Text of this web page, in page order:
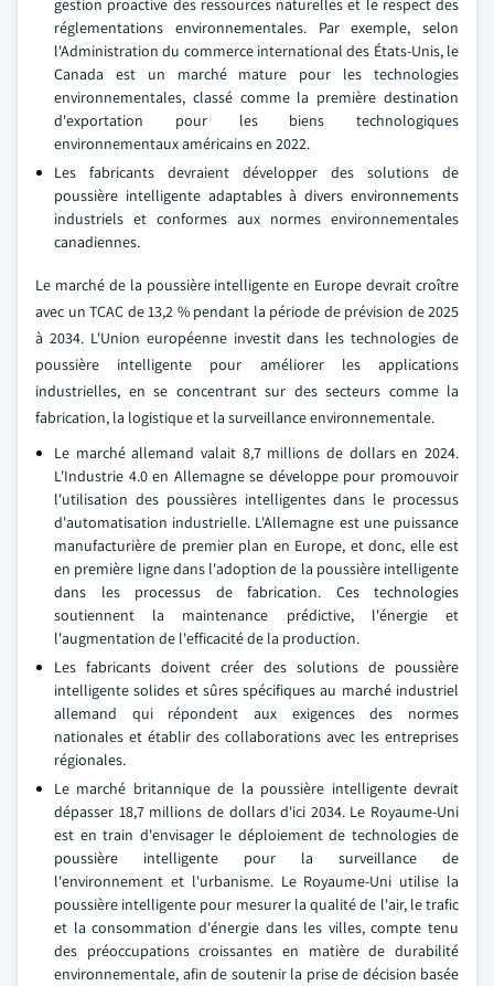
gestion proactive des ressources naturelles et le respect des
réglementations environnementales. Par exemple, selon
l'Administration du commerce international des États-Unis, le
Canada est un marché mature pour les technologies
environnementales, classé comme la première destination
d'exportation pour les biens technologiques
environnementaux américains en 2022.
Les fabricants devraient développer des solutions de
poussière intelligente adaptables à divers environnements
industriels et conformes aux normes environnementales
canadiennes.
Le marché de la poussière intelligente en Europe devrait croître
avec un TCAC de 13,2 % pendant la période de prévision de 2025
à 2034. L'Union européenne investit dans les technologies de
poussière intelligente pour améliorer les applications
industrielles, en se concentrant sur des secteurs comme la
fabrication, la logistique et la surveillance environnementale.
Le marché allemand valait 8,7 millions de dollars en 2024.
L'Industrie 4.0 en Allemagne se développe pour promouvoir
l'utilisation des poussières intelligentes dans le processus
d'automatisation industrielle. L'Allemagne est une puissance
manufacturière de premier plan en Europe, et donc, elle est
en première ligne dans l'adoption de la poussière intelligente
dans les processus de fabrication. Ces technologies
soutiennent la maintenance prédictive, l'énergie et
l'augmentation de l'efficacité de la production.
Les fabricants doivent créer des solutions de poussière
intelligente solides et sûres spécifiques au marché industriel
allemand qui répondent aux exigences des normes
nationales et établir des collaborations avec les entreprises
régionales.
Le marché britannique de la poussière intelligente devrait
dépasser 18,7 millions de dollars d'ici 2034. Le Royaume-Uni
est en train d'envisager le déploiement de technologies de
poussière intelligente pour la surveillance de
l'environnement et l'urbanisme. Le Royaume-Uni utilise la
poussière intelligente pour mesurer la qualité de l'air, le trafic
et la consommation d'énergie dans les villes, compte tenu
des préoccupations croissantes en matière de durabilité
environnementale, afin de soutenir la prise de décision basée